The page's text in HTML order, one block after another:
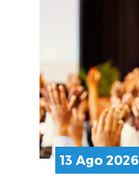
13 Ago 2026